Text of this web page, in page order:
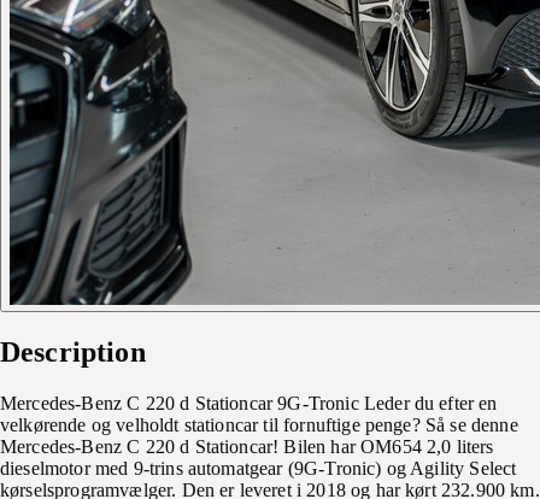
Description
Mercedes-Benz C 220 d Stationcar 9G-Tronic Leder du efter en
velkørende og velholdt stationcar til fornuftige penge? Så se denne
Mercedes-Benz C 220 d Stationcar! Bilen har OM654 2,0 liters
dieselmotor med 9-trins automatgear (9G-Tronic) og Agility Select
kørselsprogramvælger. Den er leveret i 2018 og har kørt 232.900 km.